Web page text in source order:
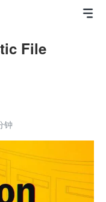
File
钟